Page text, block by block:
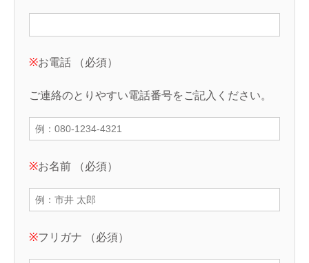
※お電話 （必須）
ご連絡のとりやすい電話番号をご記入ください。
※お名前 （必須）
※フリガナ （必須）